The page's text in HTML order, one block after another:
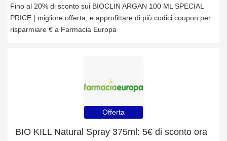
Fino al 20% di sconto sui BIOCLIN ARGAN 100 ML SPECIAL
PRICE | migliore offerta, e approfittare di più codici coupon per
risparmiare € a Farmacia Europa
Offerta
BIO KILL Natural Spray 375ml: 5€ di sconto ora